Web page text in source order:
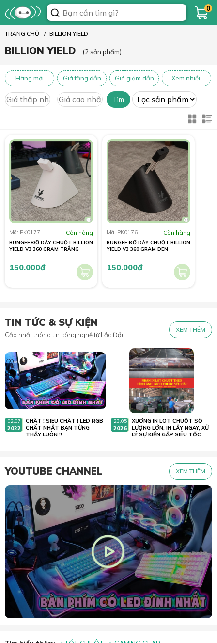
0
TRANG CHỦ BILLION YIELD
BILLION YIELD (2 sản phẩm)
Hàng mới Giá tăng dần Giá giảm dần Xem nhiều
- Tìm
Mã: PK0177 Còn hàng
BUNGEE ĐỠ DÂY CHUỘT BILLION
YIELD V3 360 GRAM TRẮNG
150.000đ
Mã: PK0176 Còn hàng
BUNGEE ĐỠ DÂY CHUỘT BILLION
YIELD V3 360 GRAM ĐEN
150.000đ
TIN TỨC & SỰ KIỆN
Cập nhật thông tin công nghệ từ Lắc Đầu
XEM THÊM
02.07
2022
CHẤT ! SIÊU CHẤT ! LED RGB
CHẤT NHẤT BẠN TỪNG
THẤY LUÔN !!
23.05
2026
XƯỞNG IN LÓT CHUỘT SỐ
LƯỢNG LỚN, IN LẤY NGAY, XỬ
LÝ SỰ KIẾN GẤP SIÊU TỐC
YOUTUBE CHANNEL XEM THÊM